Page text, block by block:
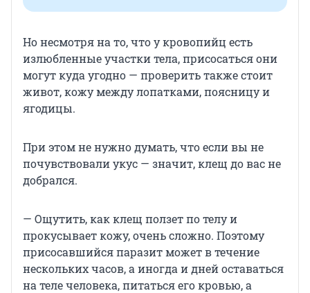
Но несмотря на то, что у кровопийц есть
излюбленные участки тела, присосаться они
могут куда угодно — проверить также стоит
живот, кожу между лопатками, поясницу и
ягодицы.
При этом не нужно думать, что если вы не
почувствовали укус — значит, клещ до вас не
добрался.
— Ощутить, как клещ ползет по телу и
прокусывает кожу, очень сложно. Поэтому
присосавшийся паразит может в течение
нескольких часов, а иногда и дней оставаться
на теле человека, питаться его кровью, а